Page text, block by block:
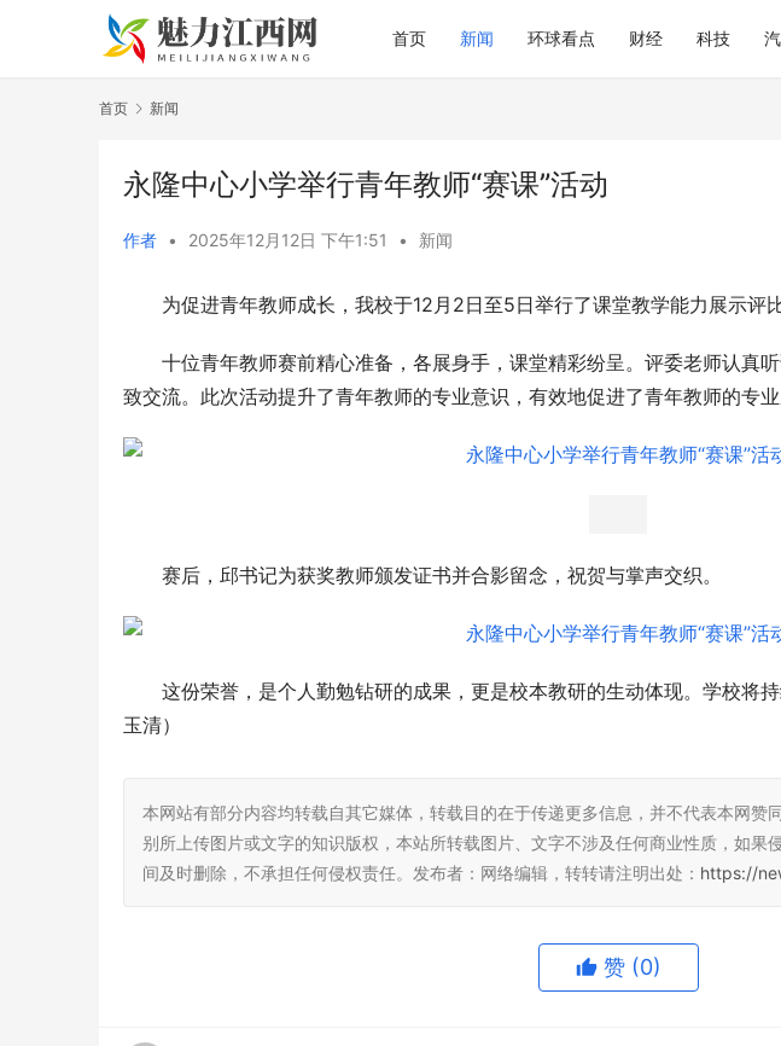
首页 新闻 环球看点 财经 科技
首页 新闻
永隆中心小学举行青年教师“赛课”活动
作者 • 2025年12月12日 下午1:51 • 新闻
为促进青年教师成长，我校于12月2日至5日举行了课堂教学能力展示评比
十位‍青年教师赛前精心准备，各展身手，课堂精彩纷呈。评委老师认真
致交流。此次活动提升了青年教师的专业意识，有效地促进了青年教师的专业
赛后，邱书记为获奖教师颁发证书并合影留念，祝贺与掌声交织。
这份荣誉，是个人勤勉钻研的成果，更是校本教研的生动体现。学校将
玉清）
本网站有部分内容均转载自其它媒体，转载目的在于传递更多信息，并不代表本网赞
别所上传图片或文字的知识版权，本站所转载图片、文字不涉及任何商业性质，如果
间及时删除，不承担任何侵权责任。发布者：网络编辑，转转请注明出处： https://
赞 (0)